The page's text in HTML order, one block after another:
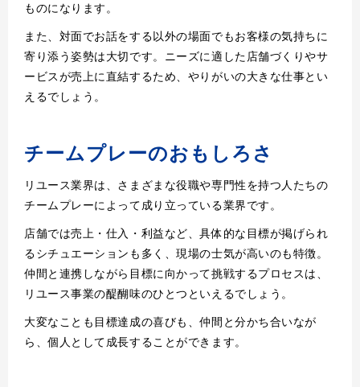
ものになります。
また、対面でお話をする以外の場面でもお客様の気持ちに
寄り添う姿勢は大切です。ニーズに適した店舗づくりやサ
ービスが売上に直結するため、やりがいの大きな仕事とい
えるでしょう。
チームプレーのおもしろさ
リユース業界は、さまざまな役職や専門性を持つ人たちの
チームプレーによって成り立っている業界です。
店舗では売上・仕入・利益など、具体的な目標が掲げられ
るシチュエーションも多く、現場の士気が高いのも特徴。
仲間と連携しながら目標に向かって挑戦するプロセスは、
リユース事業の醍醐味のひとつといえるでしょう。
大変なことも目標達成の喜びも、仲間と分かち合いなが
ら、個人として成長することができます。